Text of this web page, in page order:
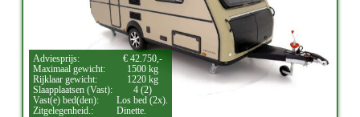
Adviesprijs:
€ 42.750,-
Maximaal gewicht:
1500 kg
Rijklaar gewicht:
1220 kg
Slaapplaatsen (Vast):
4 (2)
Vast(e) bed(den):
Los bed (2x).
Zitgelegenheid.:
Dinette.